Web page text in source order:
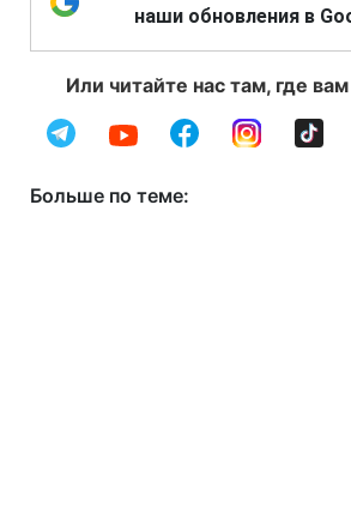
наши обновления в
Или читайте нас там, где
Больше по теме: